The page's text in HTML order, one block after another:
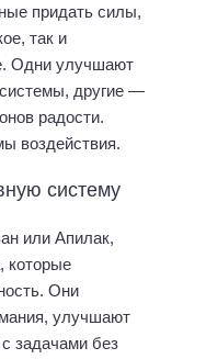
придать силы,
так и
Одни улучшают
другие —
радости.
воздействия.
систему
или Апилак,
которые
Они
улучшают
задачами без